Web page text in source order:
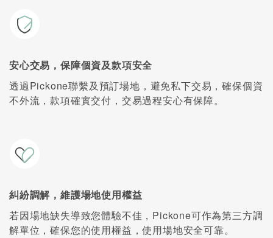
安心交易，保障個資及款項安全
透過Pickone聯繫及預訂場地，避免私下交易，確保個資
不外流，款項確實交付，交易過程安心有保障。
糾紛調解，維護場地使用權益
若因場地缺失導致您體驗不佳，Pickone可作為第三方調
解單位，確保您的使用權益，使用場地安全可靠。